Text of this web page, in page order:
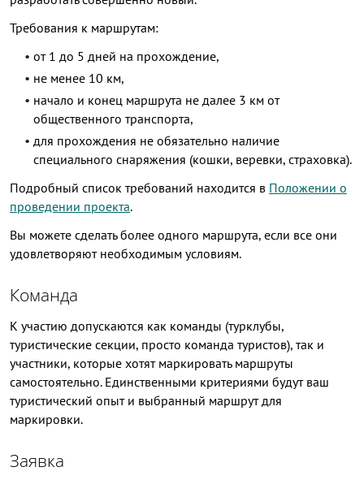
Требования к маршрутам:
от 1 до 5 дней на прохождение,
не менее 10 км,
начало и конец маршрута не далее 3 км от
общественного транспорта,
для прохождения не обязательно наличие
специального снаряжения (кошки, веревки, страховка).
Подробный список требований находится в Положении о
проведении проекта.
Вы можете сделать более одного маршрута, если все они
удовлетворяют необходимым условиям.
Команда
К участию допускаются как команды (турклубы,
туристические секции, просто команда туристов), так и
участники, которые хотят маркировать маршруты
самостоятельно. Единственными критериями будут ваш
туристический опыт и выбранный маршрут для
маркировки.
Заявка